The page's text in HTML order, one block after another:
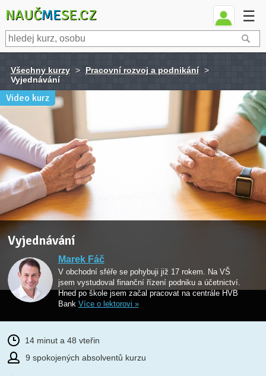
NAUČMESE.CZ ☰
Všechny kurzy > Pracovní rozvoj a podnikání >
Vyjednávání
Video kurz
Vyjednávání
Marek Fáč
V obchodní sféře se pohybuji již 17 rokem. Na VŠ
jsem vystudoval finanční řízení podniku a účetnictví.
Hned po škole jsem začal pracovat na centrále HVB
Bank Více o lektorovi »
14 minut a 48 vteřin
9 spokojených absolventů kurzu